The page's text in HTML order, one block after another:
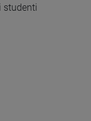
studenti